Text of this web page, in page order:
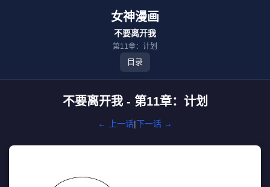
女神漫画
不要离开我
第11章：计划
目录
不要离开我 - 第11章：计划
← 上一话|下一话 →